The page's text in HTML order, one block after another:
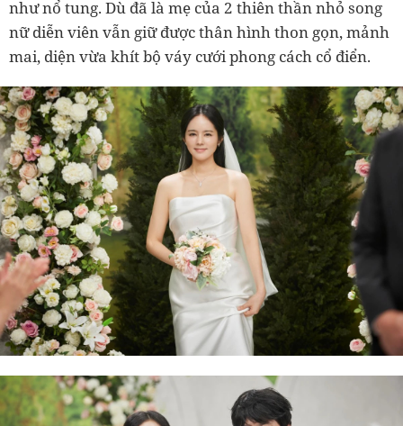
như nổ tung. Dù đã là mẹ của 2 thiên thần nhỏ song
nữ diễn viên vẫn giữ được thân hình thon gọn, mảnh
mai, diện vừa khít bộ váy cưới phong cách cổ điển.